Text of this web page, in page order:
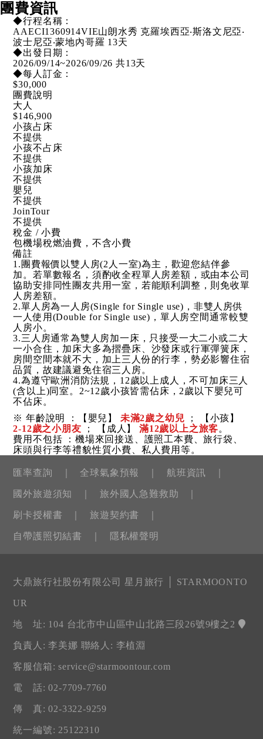
團費資訊
◆行程名稱：
AAECI1360914VIE山朗水秀 克羅埃西亞‧斯洛文尼亞‧
波士尼亞‧蒙地內哥羅 13天
◆出發日期：
2026/09/14~2026/09/26 共13天
◆每人訂金：
$30,000
團費說明
大人
$146,900
小孩占床
不提供
小孩不占床
不提供
小孩加床
不提供
嬰兒
不提供
JoinTour
不提供
稅金 / 小費
包機場稅燃油費，不含小費
備註
1.團費報價以雙人房(2人一室)為主，歡迎您結伴參
加。若單數報名，須酌收全程單人房差額，或由本公司
協助安排同性團友共用一室，若能順利調整，則免收單
人房差額。
2.單人房為一人房(Single for Single use)，非雙人房供
一人使用(Double for Single use)，單人房空間通常較雙
人房小。
3.三人房通常為雙人房加一床，只接受一大二小或二大
一小合住，加床大多為摺疊床、沙發床或行軍彈簧床，
房間空間本就不大，加上三人份的行李，勢必影響住宿
品質，故建議避免住宿三人房。
4.為遵守歐洲消防法規，12歲以上成人，不可加床三人
(含以上)同室。2~12歲小孩皆需佔床，2歲以下嬰兒可
不佔床。
※ 年齡說明 ：【嬰兒】 未滿2歲之幼兒 ； 【小孩】
2-12歲之小朋友 ； 【成人】 滿12歲以上之旅客。
費用不包括 ：機場來回接送、護照工本費、旅行袋、
床頭與行李等禮貌性質小費、私人費用等。
匯率查詢 全球氣象預報 航班資訊
國外旅遊須知 旅外國人急難救助
刷卡授權書 旅遊契約書
自帶護照切結書 隱私權聲明
大鼎旅行社股份有限公司 星月旅行 │ STARMOONTO
UR
地 址: 104 台北市中山區中山北路三段26號9樓之2
負責人: 李美娜 聯絡人: 李植淵
客服信箱:service@starmoontour.com
電 話: 02-7709-7760
傳 真: 02-3322-9259
統一編號: 25122310